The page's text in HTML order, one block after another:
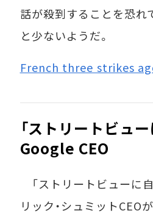
話が殺到することを恐れ
と少ないようだ。
French three strikes
「ストリートビュ
Google CEO
「ストリートビューに
リック・シュミット